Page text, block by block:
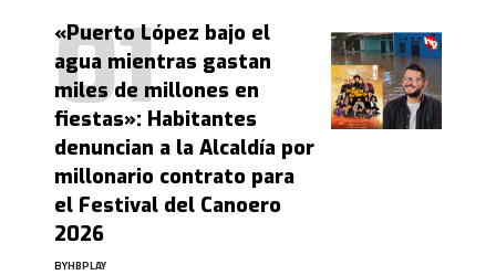
«Puerto López bajo el
agua mientras gastan
miles de millones en
fiestas»: Habitantes
denuncian a la Alcaldía por
millonario contrato para
el Festival del Canoero
2026
BYHBPLAY